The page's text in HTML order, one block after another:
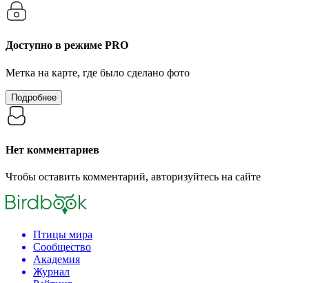
Доступно в режиме PRO
Метка на карте, где было сделано фото
Подробнее
Нет комментариев
Чтобы оставить комментарий, авторизуйтесь на сайте
Птицы мира
Сообщество
Академия
Журнал